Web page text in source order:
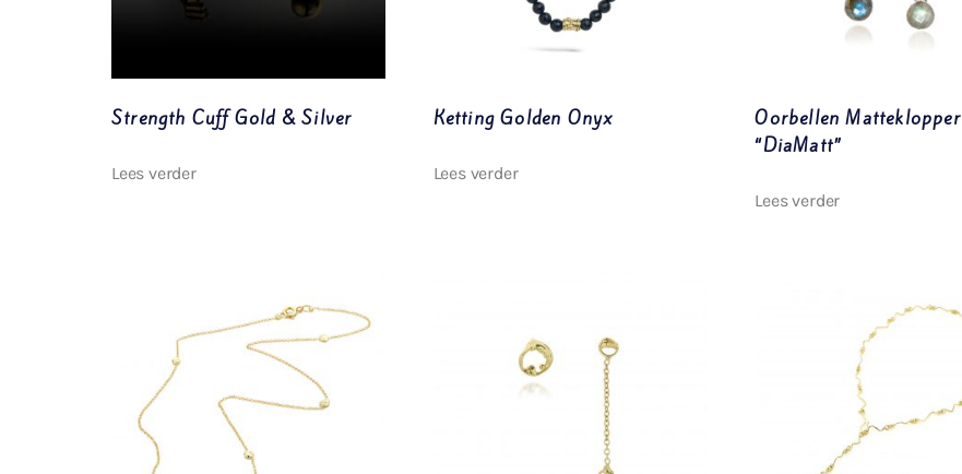
Strength Cuff Gold & Silver
Lees verder
Ketting Golden Onyx
Lees verder
Oorbellen Matteklopper
“DiaMatt”
Lees verder